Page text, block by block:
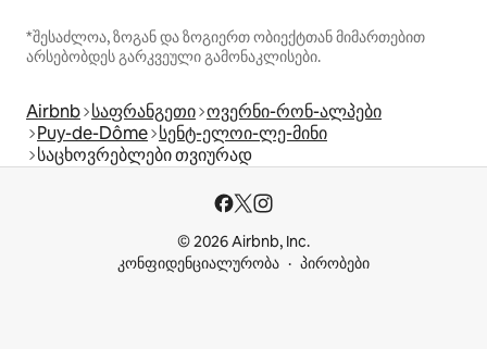
*შესაძლოა, ზოგან და ზოგიერთ ობიექტთან მიმართებით
არსებობდეს გარკვეული გამონაკლისები.
Airbnb საფრანგეთი ოვერნი-რონ-ალპები
Puy-de-Dôme სენტ-ელოი-ლე-მინი
საცხოვრებლები თვიურად
© 2026 Airbnb, Inc.
კონფიდენციალურობა
პირობები